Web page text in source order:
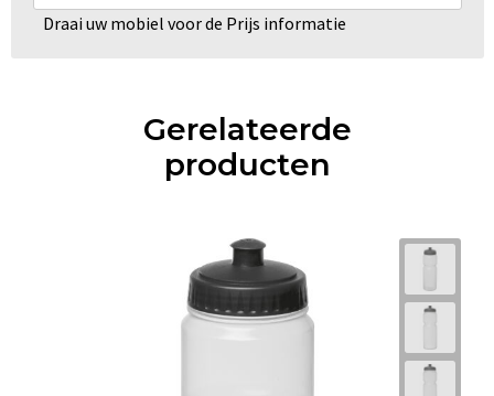
Draai uw mobiel voor de Prijs informatie
Gerelateerde
producten